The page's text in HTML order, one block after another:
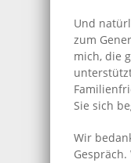
Und
zum
mich, die
Sie sich
Wir